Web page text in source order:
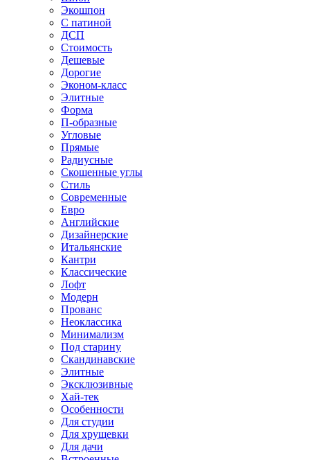
Экошпон
С патиной
ДСП
Стоимость
Дешевые
Дорогие
Эконом-класс
Элитные
Форма
П-образные
Угловые
Прямые
Радиусные
Скошенные углы
Стиль
Современные
Евро
Английские
Дизайнерские
Итальянские
Кантри
Классические
Лофт
Модерн
Прованс
Неоклассика
Минимализм
Под старину
Скандинавские
Элитные
Эксклюзивные
Хай-тек
Особенности
Для студии
Для хрущевки
Для дачи